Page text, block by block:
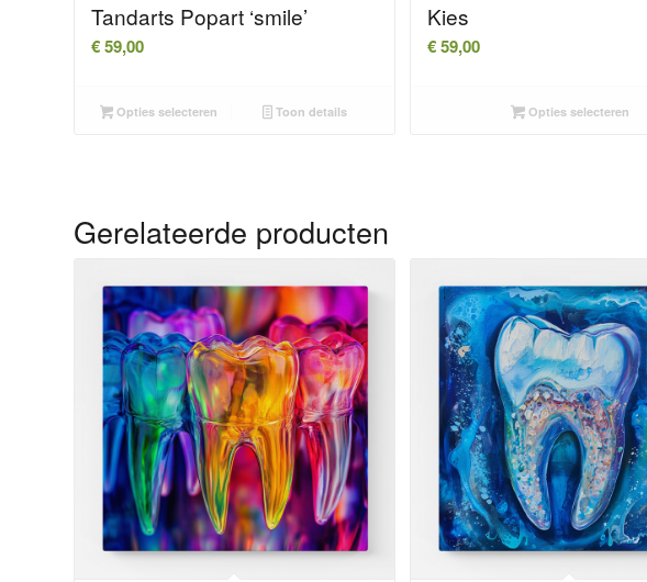
Tandarts Popart ‘smile’
€59,00
Opties selecteren Toon details
Kies
€59,00
Opties selecteren
Gerelateerde producten